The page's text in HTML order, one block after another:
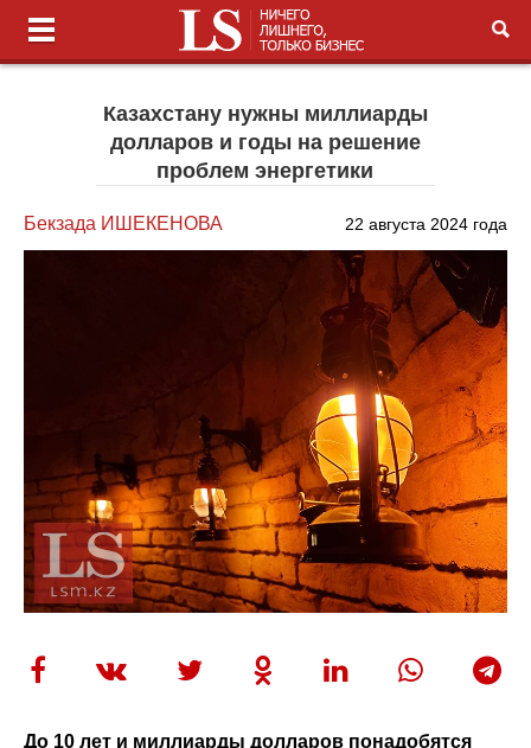
Казахстану нужны миллиарды
долларов и годы на решение
проблем энергетики
Бекзада ИШЕКЕНОВА 22 августа 2024 года
До 10 лет и миллиарды долларов понадобятся